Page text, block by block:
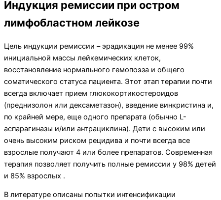
Индукция ремиссии при остром
лимфобластном лейкозе
Цель индукции ремиссии – эрадикация не менее 99%
инициальной массы лейкемических клеток,
восстановление нормального гемопоэза и общего
соматического статуса пациента. Этот этап терапии почти
всегда включает прием глюкокортикостероидов
(преднизолон или дексаметазон), введение винкристина и,
по крайней мере, еще одного препарата (обычно L-
аспарагиназы и/или антрациклина). Дети с высоким или
очень высоким риском рецидива и почти всегда все
взрослые получают 4 или более препаратов. Современная
терапия позволяет получить полные ремиссии у 98% детей
и 85% взрослых .
В литературе описаны попытки интенсификации